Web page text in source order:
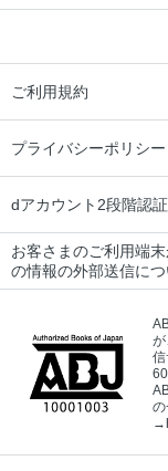
ご利用規約
プライバシーポリシー
dアカウント2段階認
お客さまのご利用端末
の情報の外部送信に
→